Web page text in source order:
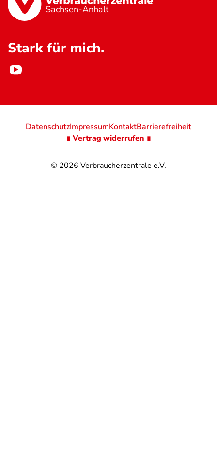
Sachsen-Anhalt
Stark für mich.
© 2026 Verbraucherzentrale e.V.
DatenschutzImpressumKontaktBarrierefreiheit
∎ Vertrag widerrufen ∎